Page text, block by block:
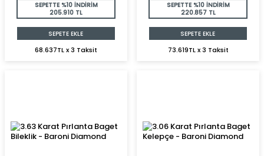
SEPETTE %10 İNDİRİM
205.910 TL
SEPETE EKLE
68.637TL x 3 Taksit
SEPETTE %10 İNDİRİM
220.857 TL
SEPETE EKLE
73.619TL x 3 Taksit